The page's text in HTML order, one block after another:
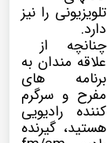
تلویزیونی را نیز
دارد.
چنانچه از
علاقه مندان به
برنامه های
مفرح و سرگرم
کننده رادیویی
هستید، گیرنده